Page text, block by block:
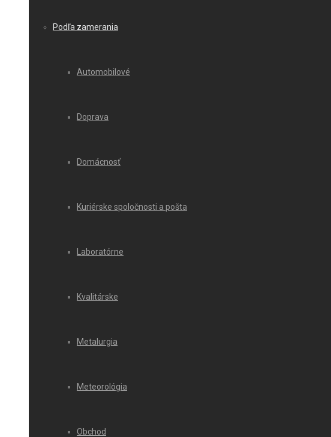
Podľa zamerania
Automobilové
Doprava
Domácnosť
Kuriérske spoločnosti a pošta
Laboratórne
Kvalitárske
Metalurgia
Meteorológia
Obchod